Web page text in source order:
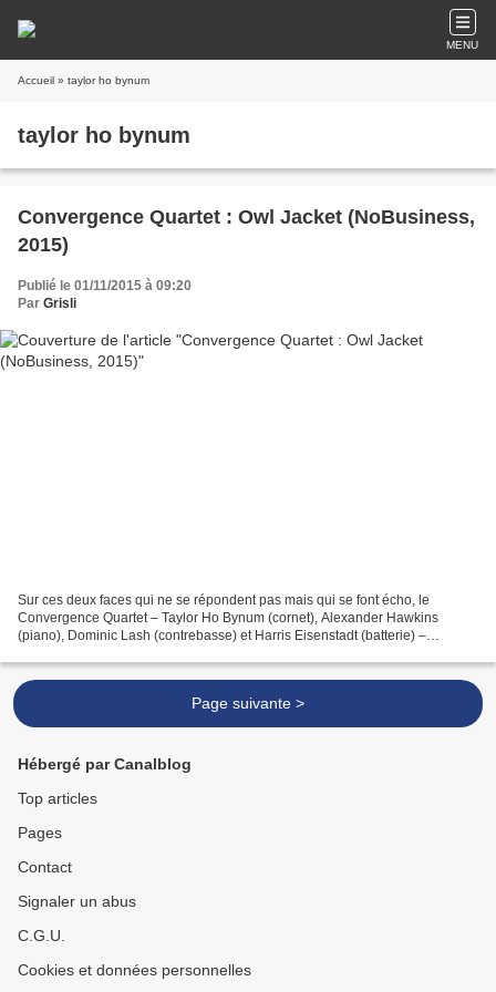
MENU
Accueil » taylor ho bynum
taylor ho bynum
Convergence Quartet : Owl Jacket (NoBusiness,
2015)
Publié le 01/11/2015 à 09:20
Par Grisli
Sur ces deux faces qui ne se répondent pas mais qui se font écho, le
Convergence Quartet – Taylor Ho Bynum (cornet), Alexander Hawkins
(piano), Dominic Lash (contrebasse) et Harris Eisenstadt (batterie) –
Page suivante >
Hébergé par Canalblog
Top articles
Pages
Contact
Signaler un abus
C.G.U.
Cookies et données personnelles